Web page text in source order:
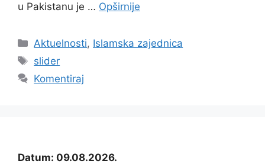
u Pakistanu je … Opširnije
Kategorije
Aktuelnosti, Islamska zajednica
Oznake
slider
Komentiraj
Datum: 09.08.2026.